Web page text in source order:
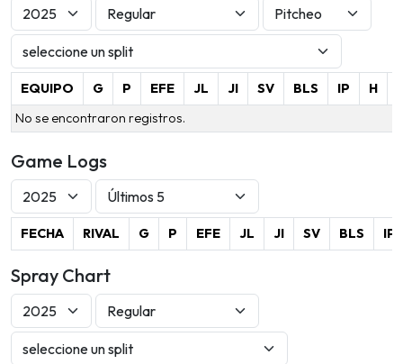
EQUIPO G P EFE JL JI SV BLS IP H
No se encontraron registros.
Game Logs
FECHA RIVAL G P EFE JL JI SV BLS IP
Spray Chart